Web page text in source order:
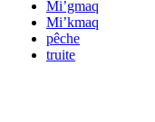
Mi’gmaq
Mi’kmaq
pêche
truite